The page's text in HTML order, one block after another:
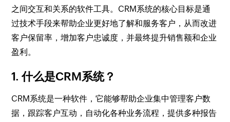
之间交互和关系的软件工具。CRM系统的核心目标是通
过技术手段来帮助企业更好地了解和服务客户，从而改进
客户保留率，增加客户忠诚度，并最终提升销售额和企业
盈利。
1. 什么是CRM系统？
CRM系统是一种软件，它能够帮助企业集中管理客户数
据，跟踪客户互动，自动化各种业务流程，提供多种报告